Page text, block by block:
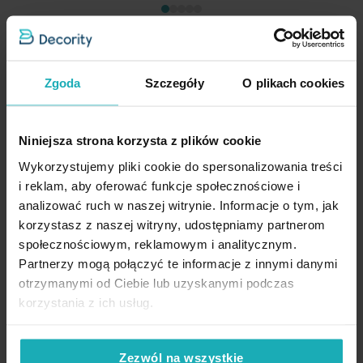
Zgoda Szczegóły O plikach cookies
Niniejsza strona korzysta z plików cookie
Wykorzystujemy pliki cookie do spersonalizowania treści
i reklam, aby oferować funkcje społecznościowe i
analizować ruch w naszej witrynie. Informacje o tym, jak
korzystasz z naszej witryny, udostępniamy partnerom
społecznościowym, reklamowym i analitycznym.
Partnerzy mogą połączyć te informacje z innymi danymi
otrzymanymi od Ciebie lub uzyskanymi podczas
korzystania z ich usług.
Zezwól na wszystkie
Firana kremowa z gładkiego mlecznego woalu wykończona
szwem obciążającym VIOLET 300x265 cm flex 1:2 Eurofirany
434,20 zł
Dodaj do koszyka
Inne rozmiary(6)